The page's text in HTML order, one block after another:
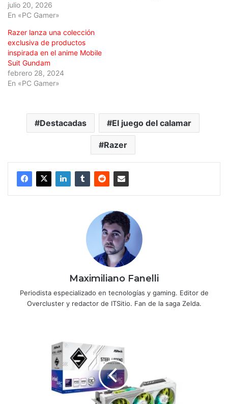
julio 20, 2026
En «PC Gamer»
Razer lanza una colección
exclusiva de productos
inspirada en el anime Mobile
Suit Gundam
febrero 28, 2024
En «PC Gamer»
Destacadas El juego del calamar
Razer
Maximiliano Fanelli
Periodista especializado en tecnologías y gaming. Editor de
Overcluster y redactor de ITSitio. Fan de la saga Zelda.